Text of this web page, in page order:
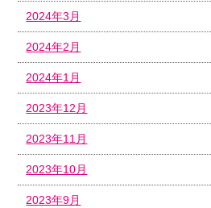
2024年3月
2024年2月
2024年1月
2023年12月
2023年11月
2023年10月
2023年9月